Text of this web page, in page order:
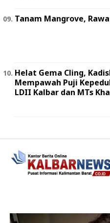
Tanam Mangrove,
Helat Gema Cling,
Mempawah Puji
LDII Kalbar dan MTs